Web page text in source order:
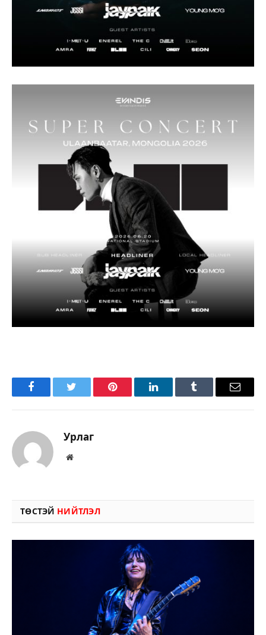
FacebookTwitter Pinterest LinkedInTumblr Имэйл
Урлаг
Вэбсайт
ТӨСТЭЙ НИЙТЛЭЛ